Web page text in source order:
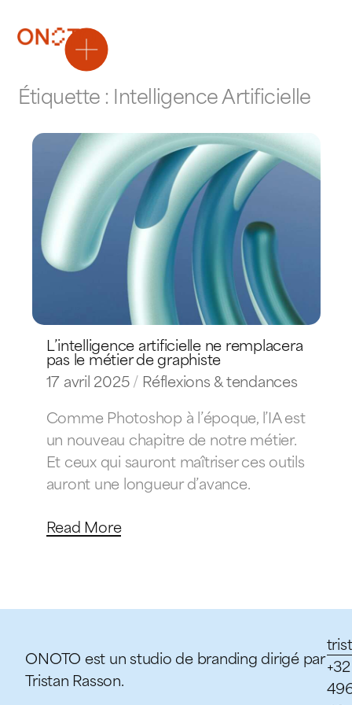
Étiquette : Intelligence Artificielle
L’intelligence artificielle ne remplacera
pas le métier de graphiste
17 avril 2025
Réflexions & tendances
Comme Photoshop à l’époque, l’IA est
un nouveau chapitre de notre métier.
Et ceux qui sauront maîtriser ces outils
auront une longueur d’avance.
Read More
ONOTO est un studio de branding dirigé par
Tristan Rasson.
+32